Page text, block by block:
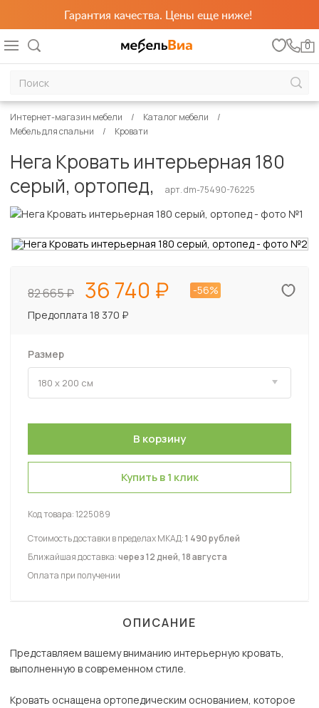
Гарантия качества. Цены еще ниже!
0
Интернет-магазин мебели
Каталог мебели
Мебель для спальни
Кровати
Нега Кровать интерьерная 180
серый, ортопед,
арт. dm-75490-76225
82 665 36 740
-56%
Предоплата 18 370 ₽
Размер
Купить в 1 клик
Код товара:1225089
Стоимость доставки в пределах МКАД:1 490 рублей
Ближайшая доставка:через 12 дней, 18 августа
Оплата при получении
ОПИСАНИЕ
Представляем вашему вниманию интерьерную кровать,
выполненную в современном стиле.
Кровать оснащена ортопедическим основанием, которое